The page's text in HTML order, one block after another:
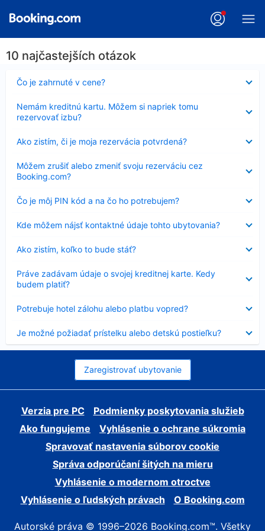
10 najčastejších otázok
Čo je zahrnuté v cene?
Nezobrazuje
sa
Nemám kreditnú kartu. Môžem si napriek tomu
rezervovať izbu?
sa
Ako zistím, či je moja rezervácia potvrdená?
sa
Môžem zrušiť alebo zmeniť svoju rezerváciu cez
Booking.com?
sa
Čo je môj PIN kód a na čo ho potrebujem?
Nezobrazuje
sa
Kde môžem nájsť kontaktné údaje tohto ubytovania?
sa
Ako zistím, koľko to bude stáť?
sa
Práve zadávam údaje o svojej kreditnej karte. Kedy
budem platiť?
sa
Potrebuje hotel zálohu alebo platbu vopred?
sa
Je možné požiadať prístelku alebo detskú postieľku?
sa
Zaregistrovať ubytovanie
Verzia pre PC
Podmienky poskytovania služieb
Ako fungujeme
Vyhlásenie o ochrane súkromia
Spravovať nastavenia súborov cookie
Správa odporúčaní šitých na mieru
Vyhlásenie o modernom otroctve
Vyhlásenie o ľudských právach
O Booking.com
Autorské práva © 1996–2026 Booking.com™. Všetky